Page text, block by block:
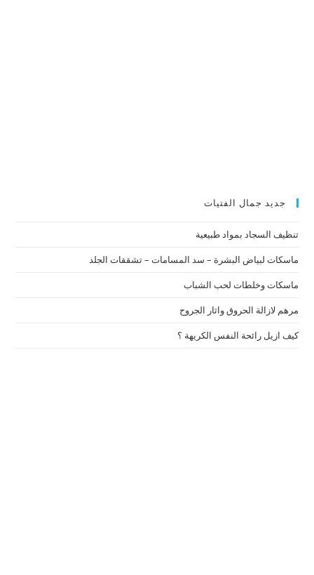
جديد جمال الفتيات
تنظيف السجاد بمواد طبيعية
ماسكات لبياض البشرة – سد المسامات – تشققات الجلد
ماسكات وخلطات لحب الشباب
مرهم لازالة الحروق واثار الجروح
كيف ازيل رائحة النفس الكريهة ؟